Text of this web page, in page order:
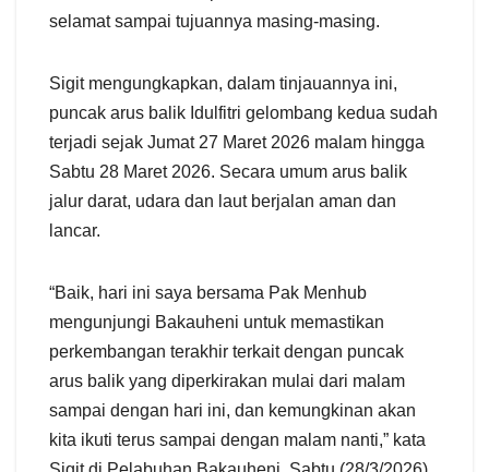
selamat sampai tujuannya masing-masing.
Sigit mengungkapkan, dalam tinjauannya ini,
puncak arus balik Idulfitri gelombang kedua sudah
terjadi sejak Jumat 27 Maret 2026 malam hingga
Sabtu 28 Maret 2026. Secara umum arus balik
jalur darat, udara dan laut berjalan aman dan
lancar.
“Baik, hari ini saya bersama Pak Menhub
mengunjungi Bakauheni untuk memastikan
perkembangan terakhir terkait dengan puncak
arus balik yang diperkirakan mulai dari malam
sampai dengan hari ini, dan kemungkinan akan
kita ikuti terus sampai dengan malam nanti,” kata